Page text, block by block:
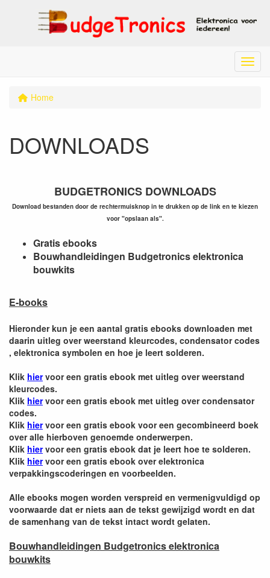
Menu
Home
DOWNLOADS
BUDGETRONICS DOWNLOADS
Download bestanden door de rechtermuisknop in te drukken op de link en te kiezen
voor "opslaan als".
Gratis ebooks
Bouwhandleidingen Budgetronics elektronica
bouwkits
E-books
Hieronder kun je een aantal gratis ebooks downloaden met
daarin uitleg over weerstand kleurcodes, condensator codes
, elektronica symbolen en hoe je leert solderen.
Klik hiervoor een gratis ebook met uitleg over weerstand
kleurcodes.
Klik hiervoor een gratis ebook met uitleg over condensator
codes.
Klik hiervoor een gratis ebook voor een gecombineerd boek
over alle hierboven genoemde onderwerpen.
Klik hiervoor een gratis ebook dat je leert hoe te solderen.
Klik hiervoor een gratis ebook over elektronica
verpakkingscoderingen en voorbeelden.
Alle ebooks mogen worden verspreid en vermenigvuldigd op
voorwaarde dat er niets aan de tekst gewijzigd wordt en dat
de samenhang van de tekst intact wordt gelaten.
Bouwhandleidingen Budgetronics elektronica
bouwkits